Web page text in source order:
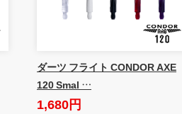
ダーツ フライト CONDOR AXE
120 Smal …
1,680円